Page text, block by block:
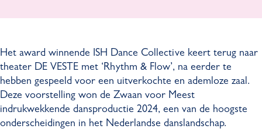
o
l
l
e
c
t
e
C
o
l
l
e
l
l
e
c
t
i
c
e
C
o
l
l
Het award winnende ISH Dance Collective keert terug naar
theater DE VESTE met ‘Rhythm & Flow’, na eerder te
hebben gespeeld voor een uitverkochte en ademloze zaal.
Deze voorstelling won de Zwaan voor Meest
indrukwekkende dansproductie 2024, een van de hoogste
onderscheidingen in het Nederlandse danslandschap.